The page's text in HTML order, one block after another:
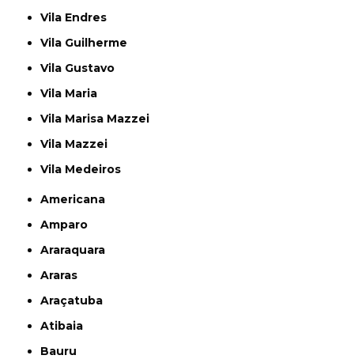
Vila Endres
Vila Guilherme
Vila Gustavo
Vila Maria
Vila Marisa Mazzei
Vila Mazzei
Vila Medeiros
Americana
Amparo
Araraquara
Araras
Araçatuba
Atibaia
Bauru